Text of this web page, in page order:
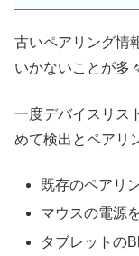
古いペアリング情
いかないことが多
一度デバイスリス
めて検出とペアリ
既存のペアリ
マウスの電源
タブレットの